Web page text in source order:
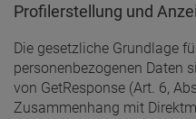
Profilerstellung und
Die gesetzliche Grundlage
personenbezogenen Daten
von GetResponse (Art. 6,
Zusammenhang mit